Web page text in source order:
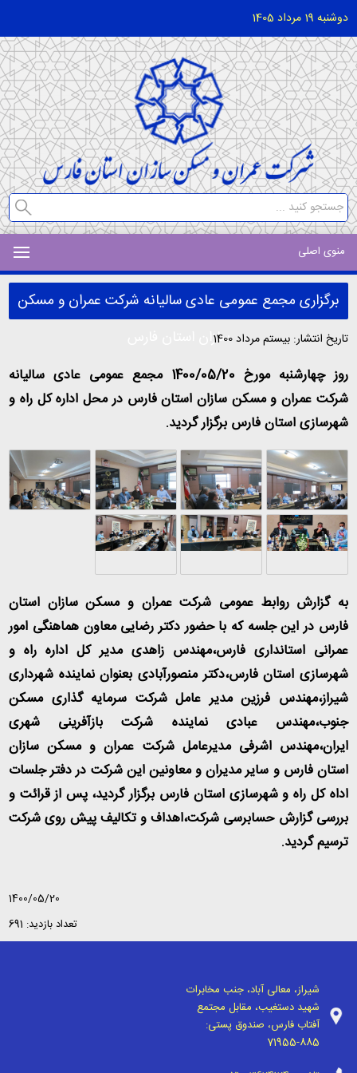
دوشنبه 19 مرداد 1405
منوی اصلی
برگزاری مجمع عمومی عادی سالیانه شرکت عمران و مسکن
سازان استان فارستاریخ انتشار: بیستم مرداد 1400
روز چهارشنبه مورخ 1400/05/20 مجمع عمومی عادی سالیانه
شرکت عمران و مسکن سازان استان فارس در محل اداره کل راه و
شهرسازی استان فارس برگزار گردید.
به گزارش روابط عمومی شرکت عمران و مسکن سازان استان
فارس در این جلسه که با حضور دکتر رضایی معاون هماهنگی امور
عمرانی استانداری فارس،مهندس زاهدی مدیر کل اداره راه و
شهرسازی استان فارس،دکتر منصورآبادی بعنوان نماینده شهرداری
شیراز،مهندس فرزین مدیر عامل شرکت سرمایه گذاری مسکن
جنوب،مهندس عبادی نماینده شرکت بازآفرینی شهری
ایران،مهندس اشرفی مدیرعامل شرکت عمران و مسکن سازان
استان فارس و سایر مدیران و معاونین این شرکت در دفتر جلسات
اداه کل راه و شهرسازی استان فارس برگزار گردید، پس از قرائت و
بررسی گزارش حسابرسی شرکت،اهداف و تکالیف پیش روی شرکت
ترسیم گردید.
1400/05/20
تعداد بازدید: 691
شیراز، معالی آباد، جنب مخابرات
شهید دستغیب، مقابل مجتمع
آفتاب فارس، صندوق پستی:
71955-885